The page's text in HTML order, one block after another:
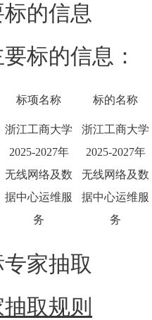
标的信息
标的信息：
标项名称 标的名称
浙江工商大学
2025-2027年
无线网络及数
据中心运维服
务
浙江工商大学
2025-2027年
无线网络及数
据中心运维服
务
家抽取
取规则